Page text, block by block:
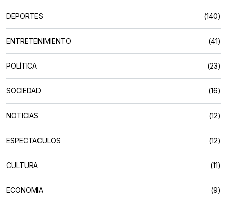
DEPORTES (140)
ENTRETENIMIENTO (41)
POLÍTICA (23)
SOCIEDAD (16)
NOTICIAS (12)
ESPECTACULOS (12)
CULTURA (11)
ECONOMIA (9)